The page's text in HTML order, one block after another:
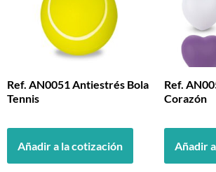
Ref. AN0051 Antiestrés Bola
Tennis
Añadir a la cotización
Ref.
Corazón
Añadir